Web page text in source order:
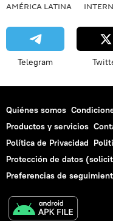
AMÉRICA LATINA
Telegram
Quiénes somos
Productos y servicios
Política de Privacidad
Protección de datos
Preferencias de